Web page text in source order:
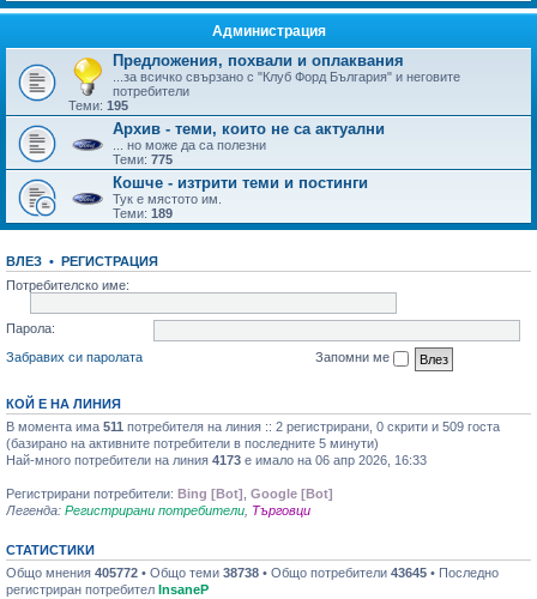
Администрация
Предложения, похвали и оплаквания
...за всичко свързано с "Клуб Форд България" и неговите
потребители
Теми: 195
Архив - теми, които не са актуални
... но може да са полезни
Теми: 775
Кошче - изтрити теми и постинги
Тук е мястото им.
Теми: 189
ВЛЕЗ • РЕГИСТРАЦИЯ
Потребителско име:
Парола:
Забравих си паролата
Запомни ме
КОЙ Е НА ЛИНИЯ
В момента има 511 потребителя на линия :: 2 регистрирани, 0 скрити и 509 госта
(базирано на активните потребители в последните 5 минути)
Най-много потребители на линия 4173 е имало на 06 апр 2026, 16:33
Регистрирани потребители: Bing [Bot] Google [Bot]
Легенда: Регистрирани потребители Търговци
СТАТИСТИКИ
Общо мнения 405772 • Общо теми 38738 • Общо потребители 43645 • Последно
регистриран потребител InsaneP